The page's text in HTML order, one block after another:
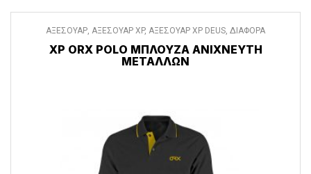
ΑΞΕΣΟΥΑΡ, ΑΞΕΣΟΥΑΡ XP, ΑΞΕΣΟΥΑΡ XP DEUS, ΔΙΑΦΟΡΑ
XP ORX POLO ΜΠΛΟΎΖΑ ΑΝΙΧΝΕΥΤΉ
ΜΕΤΆΛΛΩΝ